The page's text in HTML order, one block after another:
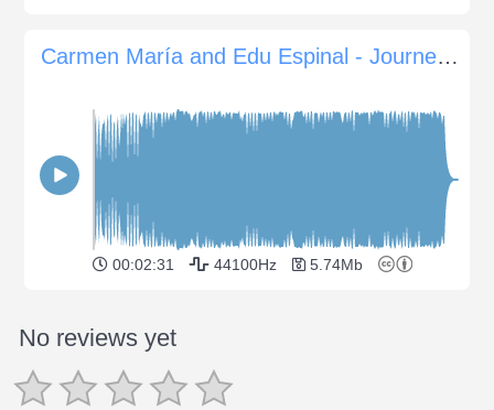
Carmen María and Edu Espinal - Journey to the Past
00:02:31 44100Hz 5.74Mb
No reviews yet